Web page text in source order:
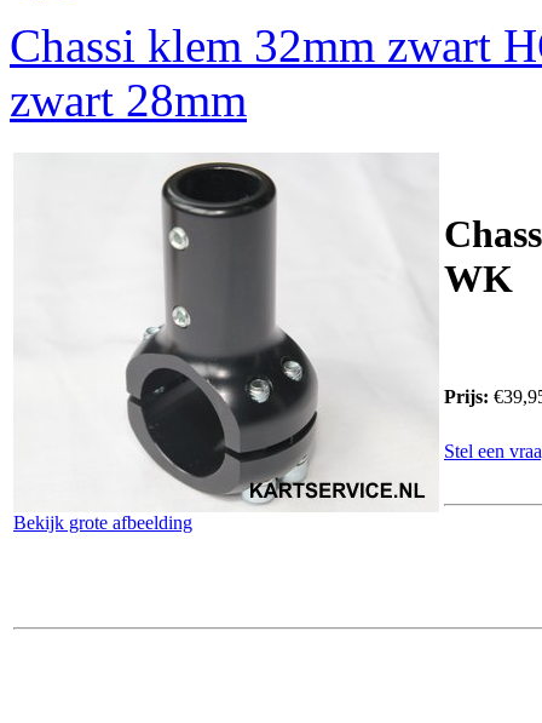
Chassi klem 32mm zwart
zwart 28mm
Bekijk grote afbeelding
WK
Prijs:
Stel een